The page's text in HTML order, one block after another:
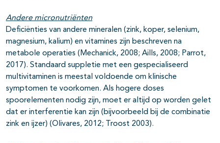
Andere micronutriënten
Deficiënties van andere mineralen (zink, koper, selenium,
magnesium, kalium) en vitamines zijn beschreven na
metabole operaties (Mechanick, 2008; Aills, 2008; Parrot,
2017). Standaard suppletie met een gespecialiseerd
multivitaminen is meestal voldoende om klinische
symptomen te voorkomen. Als hogere doses
spoorelementen nodig zijn, moet er altijd op worden gelet
dat er interferentie kan zijn (bijvoorbeeld bij de combinatie
zink en ijzer) (Olivares, 2012; Troost 2003).